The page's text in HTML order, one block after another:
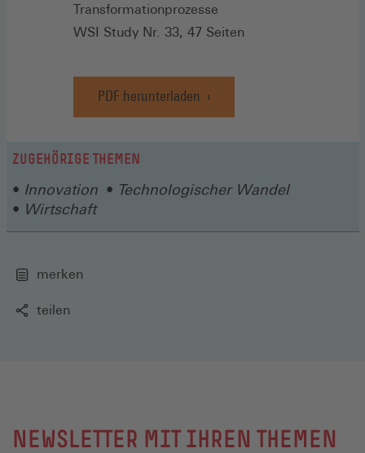
Transformationprozesse
WSI Study Nr. 33, 47 Seiten
PDF herunterladen
ZUGEHÖRIGE THEMEN
Innovation
Technologischer Wandel
Wirtschaft
merken
teilen
NEWSLETTER MIT IHREN THEMEN